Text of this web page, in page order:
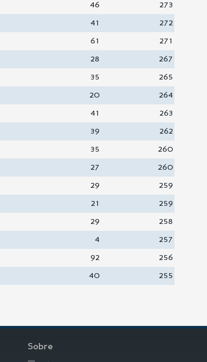
46 273
41 272
61 271
28 267
35 265
20 264
41 263
39 262
35 260
27 260
29 259
21 259
29 258
4 257
92 256
40 255
Sobre